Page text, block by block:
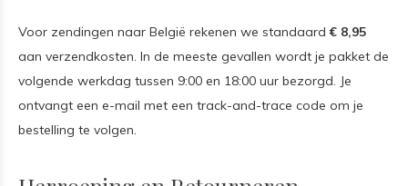
Voor zendingen naar België rekenen we standaard€ 8,95
aan verzendkosten. In de meeste gevallen wordt je pakket de
volgende werkdag tussen 9:00 en 18:00 uur bezorgd. Je
ontvangt een e-mail met een track-and-trace code om je
bestelling te volgen.